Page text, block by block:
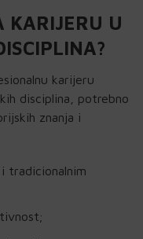
KARIJERU U
karijeru
disciplina, potrebno
znanja i
tradicionalnim